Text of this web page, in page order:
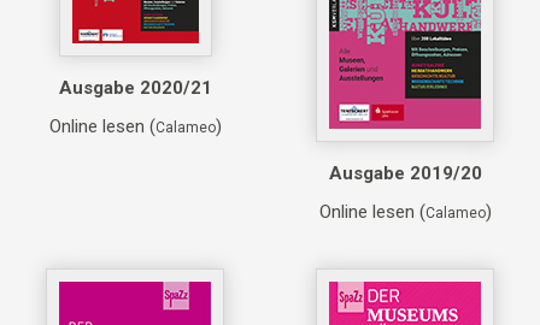
Ausgabe 2020/21
Online lesen (Calameo)
Ausgabe 2019/20
Online lesen (Calameo)